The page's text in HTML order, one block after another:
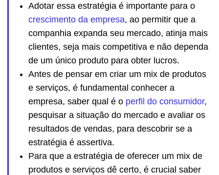
Adotar essa estratégia é importante para o
crescimento da empresa, ao permitir que a
companhia expanda seu mercado, atinja mais
clientes, seja mais competitiva e não dependa
de um único produto para obter lucros.
Antes de pensar em criar um mix de produtos
e serviços, é fundamental conhecer a
empresa, saber qual é o perfil do consumidor,
pesquisar a situação do mercado e avaliar os
resultados de vendas, para descobrir se a
estratégia é assertiva.
Para que a estratégia de oferecer um mix de
produtos e serviços dê certo, é crucial saber